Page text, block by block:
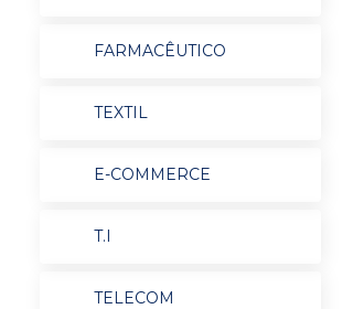
FARMACÊUTICO
TEXTIL
E-COMMERCE
T.I
TELECOM